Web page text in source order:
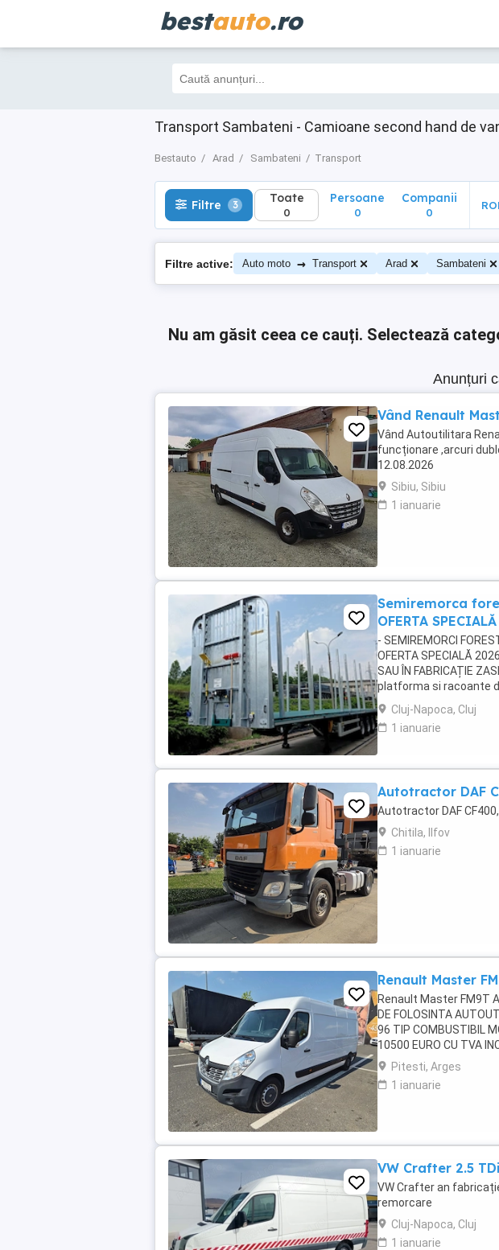
bestauto.ro
Transport Sambateni - Camioane second hand de
Bestauto Arad Sambateni Transport
Filtre 3 Toate
0
Filtre 3 Toate
0
Persoane
0
Companii
0
Filtre active: Auto moto → Transport Arad Sambateni
Nu am găsit ceea ce cauți. Selectează
Anunțuri
Vând Renault
Vând Autoutilitara
funcționare ,arcuri
12.08.2026
Sibiu, Sibiu
1 ianuarie
Semiremorca
OFERTA
- SEMIREMORCI
OFERTA SPECIALĂ
SAU ÎN FABRICAȚIE
platforma si racoante
material lemnos
Cluj-Napoca, Cluj
1 ianuarie
Autotractor DAF
Autotractor DAF
Chitila, Ilfov
1 ianuarie
Renault Master
Renault Master FM9T
DE FOLOSINTA
96 TIP COMBUSTIBIL
10500 EURO CU TVA
Pitesti, Arges
1 ianuarie
VW Crafter 2.5 TDi
VW Crafter an
remorcare
Cluj-Napoca, Cluj
1 ianuarie